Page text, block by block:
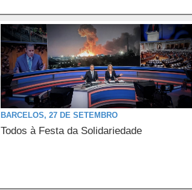
BARCELOS, 27 DE SETEMBRO
Todos à Festa da Solidariedade